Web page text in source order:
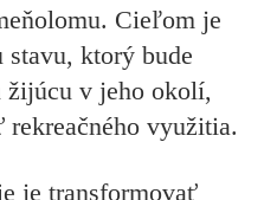
Cieľom je
ktorý bude
v jeho okolí,
využitia.
je transformovať